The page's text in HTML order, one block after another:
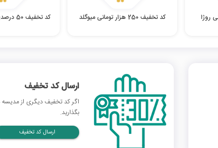
کد تخفیف 250 هزار تومانی میوگلد کد تخفیف 50 درصدی از سود میوگلد
ارسال کد تخفیف
اگر کد تخفیف دیگری از مدیسه
بگذارید.
ارسال کد تخفیف